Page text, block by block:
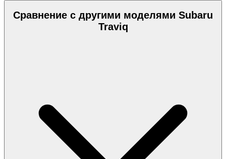
Сравнение с другими моделями Subaru
Traviq